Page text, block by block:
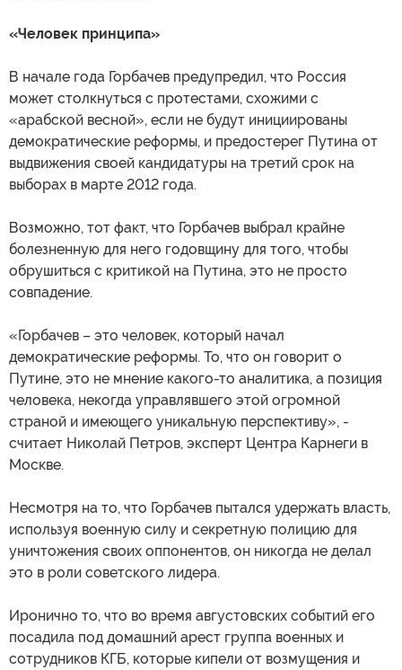
«Человек принципа»
В начале года Горбачев предупредил, что Россия
может столкнуться с протестами, схожими с
«арабской весной», если не будут инициированы
демократические реформы, и предостерег Путина от
выдвижения своей кандидатуры на третий срок на
выборах в марте 2012 года.
Возможно, тот факт, что Горбачев выбрал крайне
болезненную для него годовщину для того, чтобы
обрушиться с критикой на Путина, это не просто
совпадение.
«Горбачев – это человек, который начал
демократические реформы. То, что он говорит о
Путине, это не мнение какого-то аналитика, а позиция
человека, некогда управлявшего этой огромной
страной и имеющего уникальную перспективу», -
считает Николай Петров, эксперт Центра Карнеги в
Москве.
Несмотря на то, что Горбачев пытался удержать власть,
используя военную силу и секретную полицию для
уничтожения своих оппонентов, он никогда не делал
это в роли советского лидера.
Иронично то, что во время августовских событий его
посадила под домашний арест группа военных и
сотрудников КГБ, которые кипели от возмущения и